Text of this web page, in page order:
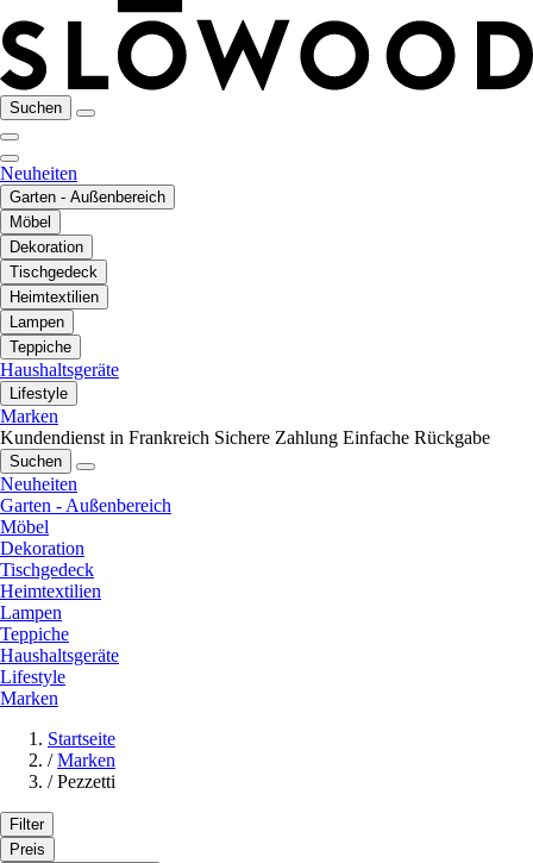
Suchen
Neuheiten
Garten - Außenbereich
Möbel
Dekoration
Tischgedeck
Heimtextilien
Lampen
Teppiche
Haushaltsgeräte
Lifestyle
Marken
Kundendienst in Frankreich Sichere Zahlung Einfache Rückgabe
Suchen
Neuheiten
Garten - Außenbereich
Möbel
Dekoration
Tischgedeck
Heimtextilien
Lampen
Teppiche
Haushaltsgeräte
Lifestyle
Marken
Startseite
/ Marken
/ Pezzetti
Filter
Preis